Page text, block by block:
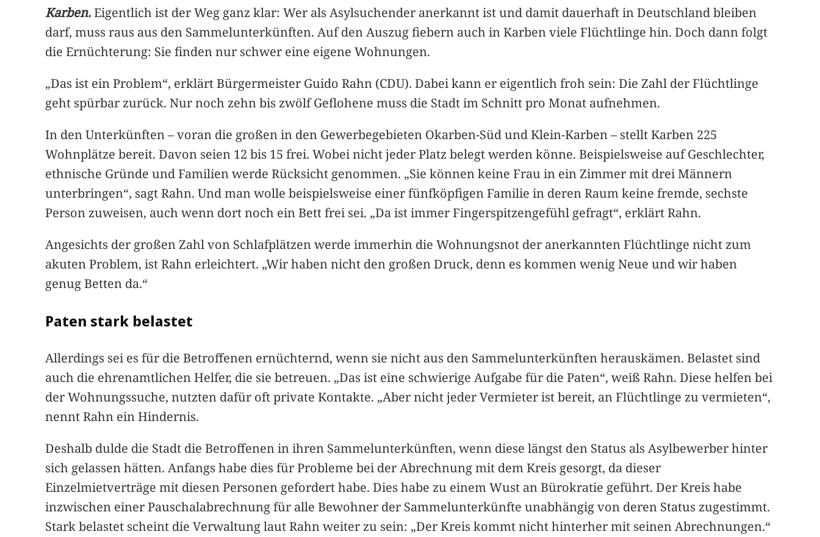
Karben.Eigentlich ist der Weg ganz klar: Wer als Asylsuchender anerkannt ist und damit dauerhaft in Deutschland bleiben
darf, muss raus aus den Sammelunterkünften. Auf den Auszug fiebern auch in Karben viele Flüchtlinge hin. Doch dann folgt
die Ernüchterung: Sie finden nur schwer eine eigene Wohnungen.
„Das ist ein Problem“, erklärt Bürgermeister Guido Rahn (CDU). Dabei kann er eigentlich froh sein: Die Zahl der Flüchtlinge
geht spürbar zurück. Nur noch zehn bis zwölf Geflohene muss die Stadt im Schnitt pro Monat aufnehmen.
In den Unterkünften – voran die großen in den Gewerbegebieten Okarben-Süd und Klein-Karben – stellt Karben 225
Wohnplätze bereit. Davon seien 12 bis 15 frei. Wobei nicht jeder Platz belegt werden könne. Beispielsweise auf Geschlechter,
ethnische Gründe und Familien werde Rücksicht genommen. „Sie können keine Frau in ein Zimmer mit drei Männern
unterbringen“, sagt Rahn. Und man wolle beispielsweise einer fünfköpfigen Familie in deren Raum keine fremde, sechste
Person zuweisen, auch wenn dort noch ein Bett frei sei. „Da ist immer Fingerspitzengefühl gefragt“, erklärt Rahn.
Angesichts der großen Zahl von Schlafplätzen werde immerhin die Wohnungsnot der anerkannten Flüchtlinge nicht zum
akuten Problem, ist Rahn erleichtert. „Wir haben nicht den großen Druck, denn es kommen wenig Neue und wir haben
genug Betten da.“
Paten stark belastet
Allerdings sei es für die Betroffenen ernüchternd, wenn sie nicht aus den Sammelunterkünften herauskämen. Belastet sind
auch die ehrenamtlichen Helfer, die sie betreuen. „Das ist eine schwierige Aufgabe für die Paten“, weiß Rahn. Diese helfen bei
der Wohnungssuche, nutzten dafür oft private Kontakte. „Aber nicht jeder Vermieter ist bereit, an Flüchtlinge zu vermieten“,
nennt Rahn ein Hindernis.
Deshalb dulde die Stadt die Betroffenen in ihren Sammelunterkünften, wenn diese längst den Status als Asylbewerber hinter
sich gelassen hätten. Anfangs habe dies für Probleme bei der Abrechnung mit dem Kreis gesorgt, da dieser
Einzelmietverträge mit diesen Personen gefordert habe. Dies habe zu einem Wust an Bürokratie geführt. Der Kreis habe
inzwischen einer Pauschalabrechnung für alle Bewohner der Sammelunterkünfte unabhängig von deren Status zugestimmt.
Stark belastet scheint die Verwaltung laut Rahn weiter zu sein: „Der Kreis kommt nicht hinterher mit seinen Abrechnungen.“